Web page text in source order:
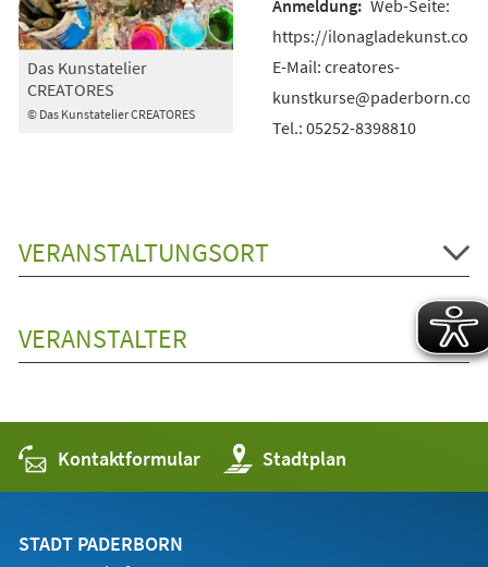
© Das Kunstatelier CREATORES
Das Kunstatelier
CREATORES
Web-Seite:
https://ilonagladekunst.com
E-Mail: creatores-
kunstkurse@paderborn.com
Tel.: 05252-8398810
VERANSTALTUNGSORT
VERANSTALTER
Kontaktformular Stadtplan
(Öffnet
in
einem
STADT PADERBORN